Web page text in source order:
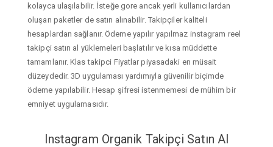
kolayca ulaşılabilir. İsteğe gore ancak yerli kullanıcılardan
oluşan paketler de satın alınabilir. Takipçiler kaliteli
hesaplardan sağlanır. Ödeme yapılır yapılmaz instagram reel
takipçi satın al yüklemeleri başlatılır ve kısa müddette
tamamlanır. Klas takipci Fiyatlar piyasadaki en müsait
düzeydedir. 3D uygulaması yardımıyla güvenilir biçimde
ödeme yapılabilir. Hesap şifresi istenmemesi de mühim bir
emniyet uygulamasıdır.
Instagram Organik Takipçi Satın Al